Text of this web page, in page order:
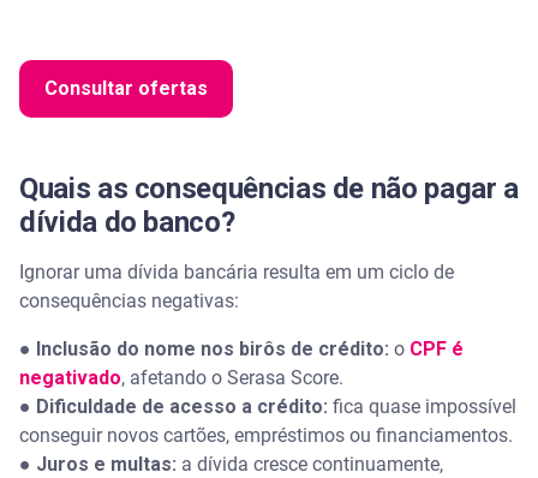
Consultar ofertas
Quais as consequências de não pagar a
dívida do banco?
Ignorar uma dívida bancária resulta em um ciclo de
consequências negativas:
● Inclusão do nome nos birôs de crédito: o CPF é
negativado, afetando o Serasa Score.
● Dificuldade de acesso a crédito: fica quase impossível
conseguir novos cartões, empréstimos ou financiamentos.
● Juros e multas: a dívida cresce continuamente,